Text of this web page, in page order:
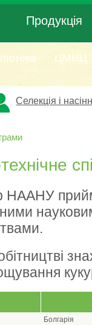
Продукція
ЦМНЦ
Селекція і
НААНУ
Болгарія